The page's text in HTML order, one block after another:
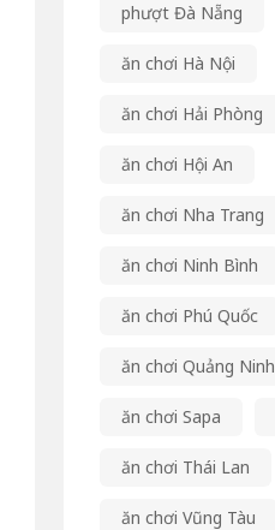
phượt Đà Nẵng
ăn chơi Hà Nội
ăn chơi Hải Phòng
ăn chơi Hội An
ăn chơi Nha Trang
ăn chơi Ninh Bình
ăn chơi Phú Quốc
ăn chơi Quảng Ninh
ăn chơi Sapa
ăn chơi Thái Lan
ăn chơi Vũng Tàu